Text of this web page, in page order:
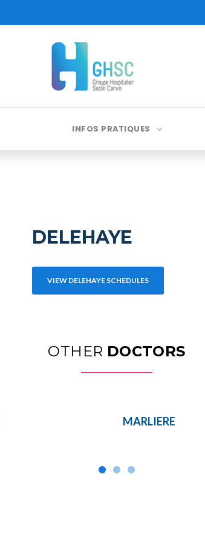
INFOS PRATIQUES
DELEHAYE
VIEW DELEHAYE SCHEDULES
OTHER DOCTORS
MARLIERE